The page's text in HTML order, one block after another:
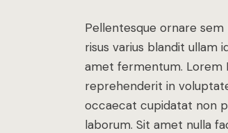
Pellentesque ornare sem
risus varius blandit ullam
amet fermentum. Lorem
reprehenderit in
occaecat cupidatat non
laborum. Sit amet nulla